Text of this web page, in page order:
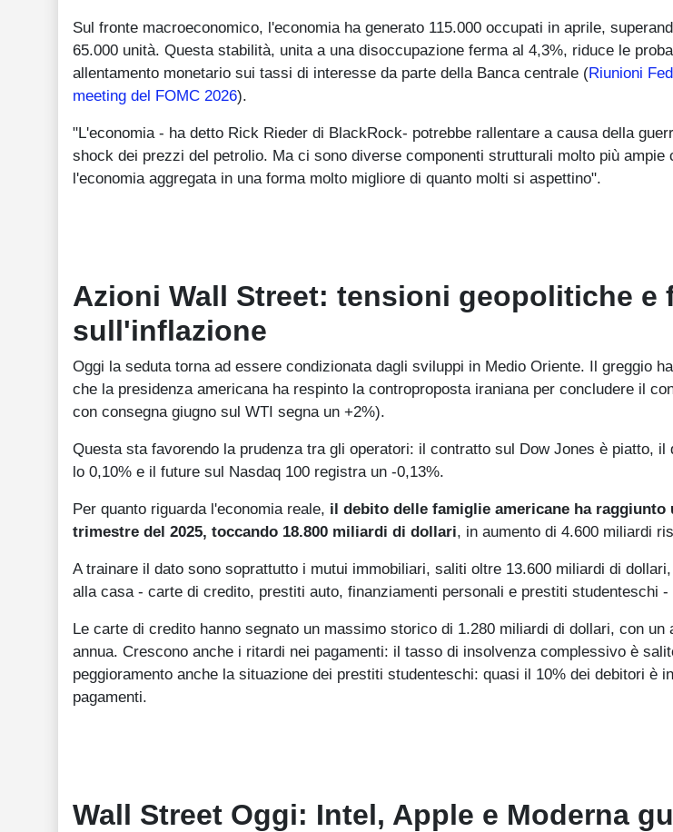
Sul fronte macroeconomico, l'economia ha generato 115.000 occupati in aprile,
65.000 unità. Questa stabilità, unita a una disoccupazione ferma al 4,3%, riduce le
allentamento monetario sui tassi di interesse da parte della Banca centrale (Riunioni
meeting del FOMC 2026).
"L'economia - ha detto Rick Rieder di BlackRock- potrebbe rallentare a causa della
shock dei prezzi del petrolio. Ma ci sono diverse componenti strutturali molto più ampie
l'economia aggregata in una forma molto migliore di quanto molti si aspettino".
Azioni Wall Street: tensioni geopolitiche e
sull'inflazione
Oggi la seduta torna ad essere condizionata dagli sviluppi in Medio Oriente. Il greggio
che la presidenza americana ha respinto la controproposta iraniana per concludere il
con consegna giugno sul WTI segna un +2%).
Questa sta favorendo la prudenza tra gli operatori: il contratto sul Dow Jones è piatto, il
lo 0,10% e il future sul Nasdaq 100 registra un -0,13%.
Per quanto riguarda l'economia reale, il debito delle famiglie americane ha
trimestre del 2025, toccando 18.800 miliardi di dollari, in aumento di 4.600 miliardi
A trainare il dato sono soprattutto i mutui immobiliari, saliti oltre 13.600 miliardi di
alla casa - carte di credito, prestiti auto, finanziamenti personali e prestiti studenteschi -
Le carte di credito hanno segnato un massimo storico di 1.280 miliardi di dollari, con un
annua. Crescono anche i ritardi nei pagamenti: il tasso di insolvenza complessivo è
peggioramento anche la situazione dei prestiti studenteschi: quasi il 10% dei debitori è
pagamenti.
Wall Street Oggi: Intel, Apple e Moderna